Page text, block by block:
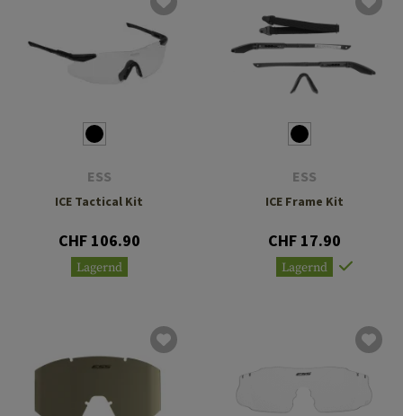
ESS
ICE Tactical Kit
CHF 106.90
Lagernd
ESS
ICE Frame Kit
CHF 17.90
Lagernd